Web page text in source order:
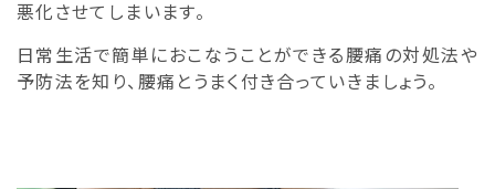
悪化させてしまいます。
日常生活で簡単におこなうことができる腰痛の対処法や
予防法を知り、腰痛とうまく付き合っていきましょう。